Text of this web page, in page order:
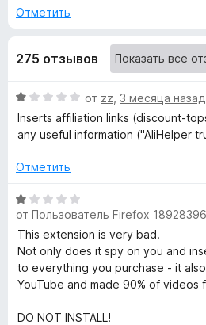
o
x
l
i
H
e
l
p
e
r
е
н
5
з
5
Отметить
275 отзывов
О
ц
е
е
о
н
а
1
и
з
от zz 3 месяца назад
Inserts affiliation links (discount-
any useful information ("AliHelper
Отметить
О
ц
е
н
е
н
н
от Пользователь Firefox 18928396
This extension is very bad.
Not only does it spy on you and
to everything you purchase - it
YouTube and made 90% of videos
DO NOT INSTALL!